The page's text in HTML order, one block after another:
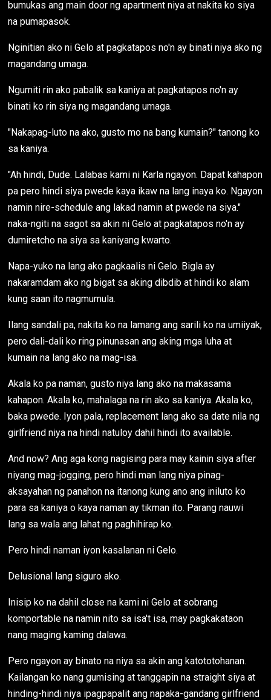
bumukas ang main door ng apartment niya at nakita ko siya
na pumapasok.
Nginitian ako ni Gelo at pagkatapos no'n ay binati niya ako ng
magandang umaga.
Ngumiti rin ako pabalik sa kaniya at pagkatapos no'n ay
binati ko rin siya ng magandang umaga.
"Nakapag-luto na ako, gusto mo na bang kumain?" tanong ko
sa kaniya.
"Ah hindi, Dude. Lalabas kami ni Karla ngayon. Dapat kahapon
pa pero hindi siya pwede kaya ikaw na lang inaya ko. Ngayon
namin nire-schedule ang lakad namin at pwede na siya."
naka-ngiti na sagot sa akin ni Gelo at pagkatapos no'n ay
dumiretcho na siya sa kaniyang kwarto.
Napa-yuko na lang ako pagkaalis ni Gelo. Bigla ay
nakaramdam ako ng bigat sa aking dibdib at hindi ko alam
kung saan ito nagmumula.
Ilang sandali pa, nakita ko na lamang ang sarili ko na umiiyak,
pero dali-dali ko ring pinunasan ang aking mga luha at
kumain na lang ako na mag-isa.
Akala ko pa naman, gusto niya lang ako na makasama
kahapon. Akala ko, mahalaga na rin ako sa kaniya. Akala ko,
baka pwede. Iyon pala, replacement lang ako sa date nila ng
girlfriend niya na hindi natuloy dahil hindi ito available.
And now? Ang aga kong nagising para may kainin siya after
niyang mag-jogging, pero hindi man lang niya pinag-
aksayahan ng panahon na itanong kung ano ang iniluto ko
para sa kaniya o kaya naman ay tikman ito. Parang nauwi
lang sa wala ang lahat ng paghihirap ko.
Pero hindi naman iyon kasalanan ni Gelo.
Delusional lang siguro ako.
Inisip ko na dahil close na kami ni Gelo at sobrang
komportable na namin nito sa isa't isa, may pagkakataon
nang maging kaming dalawa.
Pero ngayon ay binato na niya sa akin ang katototohanan.
Kailangan ko nang gumising at tanggapin na straight siya at
hinding-hindi niya ipagpapalit ang napaka-gandang girlfriend